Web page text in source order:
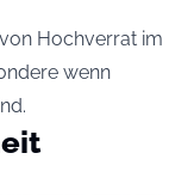
Hochverrat im
wenn